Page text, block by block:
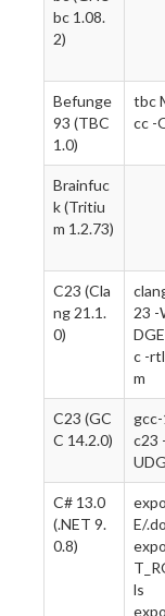
bc 1.08.
2)
Befunge
93 (TBC
1.0)
tbc
cc -
Brainfuc
k (Tritiu
m 1.2.73)
C23 (Cla
ng 21.1.
0)
23 -
c -
m
C23 (GC
C 14.2.0)
c23
C# 13.0
(.NET 9.
0.8)
E/
ls